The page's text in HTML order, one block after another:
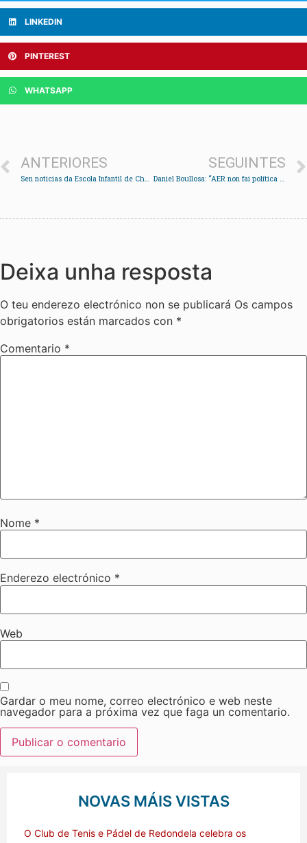
LINKEDIN
PINTEREST
WHATSAPP
ANTERIORES SEGUINTES
Deixa unha resposta
O teu enderezo electrónico non se publicará Os campos
obrigatorios están marcados con *
Comentario *
Nome *
Enderezo electrónico *
Web
Gardar o meu nome, correo electrónico e web neste
navegador para a próxima vez que faga un comentario.
NOVAS MÁIS VISTAS
O Club de Tenis e Pádel de Redondela celebra os